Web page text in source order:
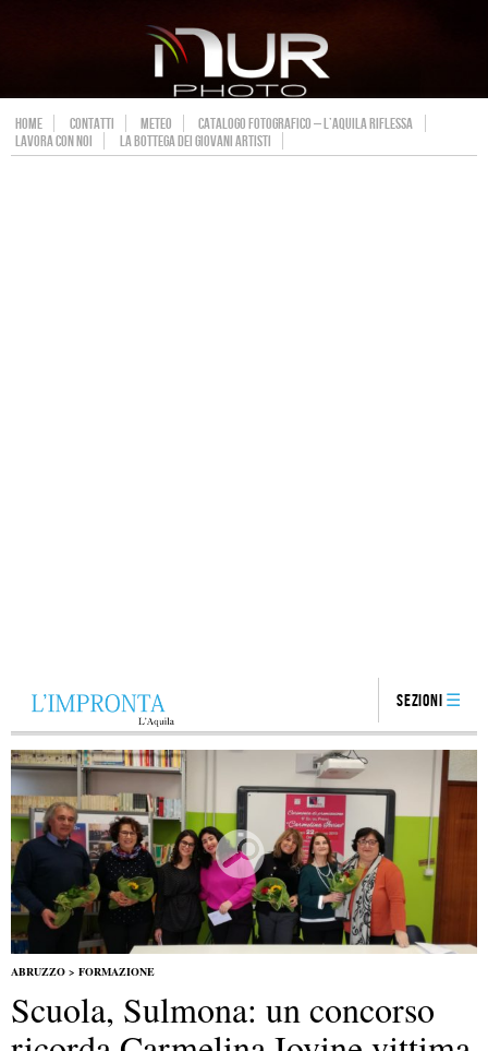
HOME CONTATTI METEO
CATALOGO FOTOGRAFICO – L’AQUILA RIFLESSA
LAVORA CON NOI
LA BOTTEGA DEI GIOVANI ARTISTI
Sezioni
ABRUZZO > FORMAZIONE
Scuola, Sulmona: un concorso